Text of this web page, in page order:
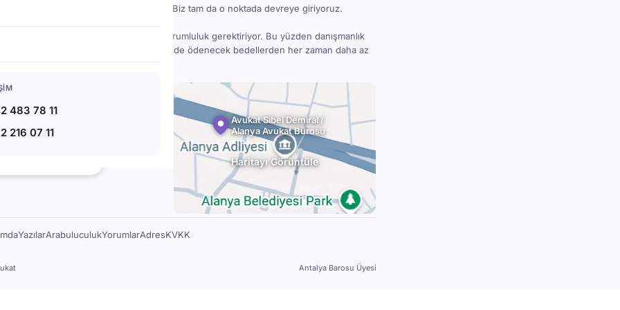
483 78 11
216 07 11
madde gözden kaçınca işler karışabilir. Biz tam da o noktada devreye giriyoruz.
bilgi, deneyim, zaman ve sorumluluk gerektiriyor. Bu yüzden danışmanlık
— ama doğru hukuki destek, ileride ödenecek bedellerden her zaman daha az
11
Blv. No:220, 07400 Alanya
Avukat Sibel Demiral /
Alanya Avukat Bürosu
Haritayı Görüntüle
YazılarArabuluculukYorumlarAdresKVKK
Antalya Barosu Üyesi